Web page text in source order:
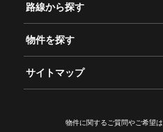
路線から探す
物件を探す
サイトマップ
物件に関するご質問やご希望は